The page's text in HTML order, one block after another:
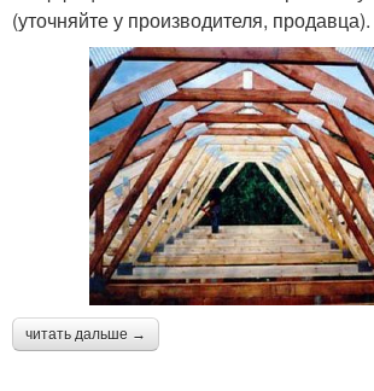
(уточняйте у производителя, продавца).
читать дальше →